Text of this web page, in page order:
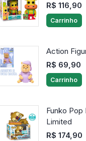
R$ 116,90
Carrinho
Action
R$ 69,90
Carrinho
Funko Pop
Limited
R$ 174,90